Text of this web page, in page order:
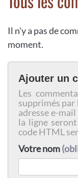
Il n'y a pas de
moment.
Ajouter un
Les
supprimés
adresse e-
la ligne
code HTML
Votre nom